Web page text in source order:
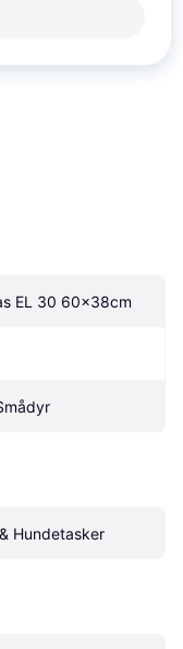
60x38cm
EL 30 60x38cm
Hundetasker